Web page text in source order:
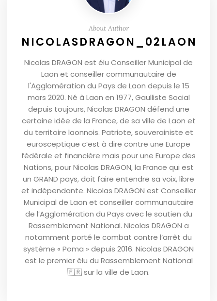
About Author
NICOLASDRAGON_02LAON
Nicolas DRAGON est élu Conseiller Municipal de
Laon et conseiller communautaire de
l'Agglomération du Pays de Laon depuis le 15
mars 2020. Né à Laon en 1977, Gaulliste Social
depuis toujours, Nicolas DRAGON défend une
certaine idée de la France, de sa ville de Laon et
du territoire laonnois. Patriote, souverainiste et
eurosceptique c’est à dire contre une Europe
fédérale et financière mais pour une Europe des
Nations, pour Nicolas DRAGON, la France qui est
un GRAND pays, doit faire entendre sa voix, libre
et indépendante. Nicolas DRAGON est Conseiller
Municipal de Laon et conseiller communautaire
de l’Agglomération du Pays avec le soutien du
Rassemblement National. Nicolas DRAGON a
notamment porté le combat contre l’arrêt du
système « Poma » depuis 2016. Nicolas DRAGON
est le premier élu du Rassemblement National
🇫🇷 sur la ville de Laon.